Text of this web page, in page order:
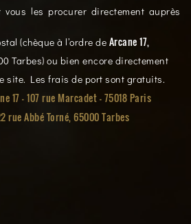
vous les procurer directement auprès
(chèque à l’ordre de Arcane 17,
Tarbes) ou bien encore directement
site. Les frais de port sont gratuits.
17 - 107 rue Marcadet - 75018 Paris
rue Abbé Torné, 65000 Tarbes